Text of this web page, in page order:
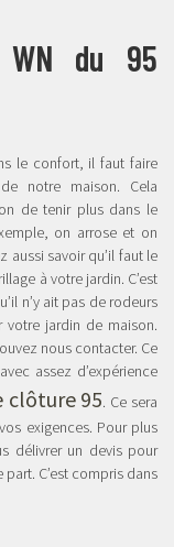
WN du 95
le confort, il faut faire
notre maison. Cela
de tenir plus dans le
on arrose et on
aussi savoir qu’il faut le
à votre jardin. C’est
n’y ait pas de rodeurs
votre jardin de maison.
nous contacter. Ce
assez d’expérience
clôture 95. Ce sera
exigences. Pour plus
délivrer un devis pour
C’est compris dans